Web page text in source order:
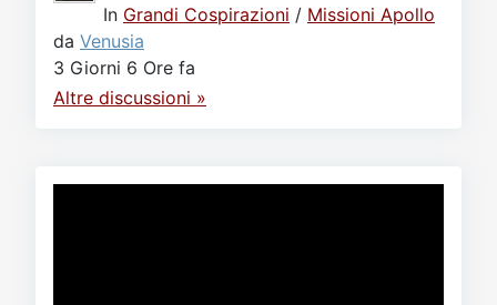
In Grandi Cospirazioni / Missioni Apollo
da Venusia
3 Giorni 6 Ore fa
Altre discussioni »